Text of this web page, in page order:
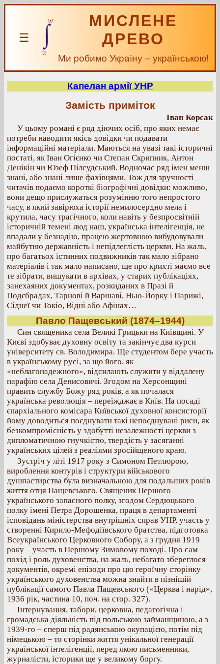
☰
МИСЛЕНЕ
ДРЕВО
Ми робимо Україну – українською!
Капелан армії УНР
Замість приміток
Іван Корсак
У цьому романі є ряд діючих осіб, про яких немає
потреби наводити якісь довідки чи подавати
інформаційні матеріали. Маються на увазі такі історичні
постаті, як Іван Огієнко чи Степан Скрипник, Антон
Денікін чи Юзеф Пілсудський. Водночас ряд імен менш
знані, або знані лише фахівцями. Тож для зручності
читачів подаємо короткі біографічні довідки: можливо,
вони дещо прислужаться розумінню того непростого
часу, в який завірюха історії немилосердно мела і
крутила, часу трагічного, коли навіть у безпросвітній
історичній темені люд наш, українська інтелігенція, не
впадали у безнадію, працею жертовною вибудовували
майбутню державність і непідлеглість церкви. На жаль,
про багатьох істинних подвижників так мало зібрано
матеріалів і так мало написано, ще про крихті маємо все
те зібрати, вишукати в архівах, у старих публікаціях,
занехаяних документах, розкиданих в Празі й
Подєбрадах, Тарнові й Варшаві, Нью-Йорку і Парижі,
Сіднеї чи Токіо, Відні або Афінах…
Павло Пащевський (1874–1944)
Син священика села Великі Грицьки на Київщині. У
Києві здобуває духовну освіту та закінчує два курси
університету св. Володимира. Ще студентом бере участь
в українському русі, за що його, як
«неблагонадежного», відсилають служити у віддалену
парафію села Денисовичі. Згодом на Херсонщині
править службу Божу ряд років, а як почалася
українська революція – переїжджає в Київ. На посаді
єпархіального комісара Київської духовної консисторії
йому доводиться поєднувати такі непоєднувані риси, як
безкомпромісність у здобутті незалежності церкви з
дипломатичною гнучкістю, твердість у засяганні
українських цілей з реаліями зросійщеного краю.
Зустріч у літі 1917 року з Симоном Петлюрою,
вироблення контурів і структури військового
душпастирства була визначальною для подальших років
життя отця Пащевського. Священик Першого
українського запасного полку, згодом Сердюцького
полку імені Петра Дорошенка, праця в департаменті
ісповідань міністерства внутрішніх справ УНР, участь у
створенні Кирило-Мефодіївського братства, підготовка
Всеукраїнського Церковного Собору, а з грудня 1919
року – участь в Першому Зимовому поході. Про сам
похід і роль духовенства, на жаль, небагато збереглося
документів, окремі епізоди про цю героїчну сторінку
українського духовенства можна знайти в пізнішій
публікації самого Павла Пащевського («Церква і нарід»,
1936 рік, частина 10, поч. на стор. 327).
Інтернування, табори, церковна, педагогічна і
громадська діяльність під польською займанщиною, а з
1939-го – сперш під радянською окупацією, потім під
німецькою – то сторінки життя унікальної генерації
української інтелігенції, перед якою письменники,
журналісти, історики ще у великому боргу.